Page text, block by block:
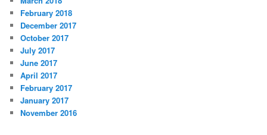
February 2018
December 2017
October 2017
July 2017
June 2017
April 2017
February 2017
January 2017
November 2016